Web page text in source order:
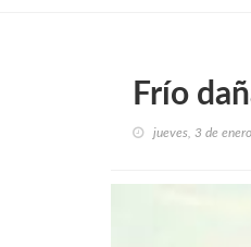
Frío
jueves, 3 de